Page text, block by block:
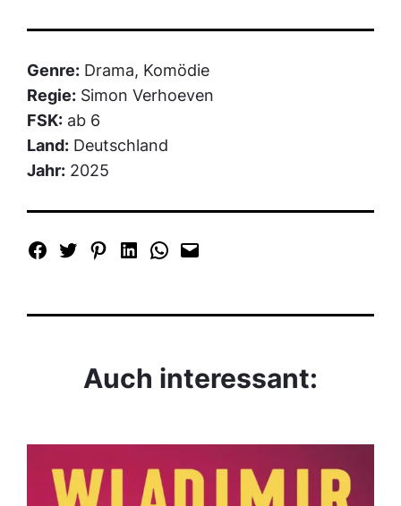
Genre: Drama, Komödie
Regie: Simon Verhoeven
FSK: ab 6
Land: Deutschland
Jahr: 2025
Auch interessant: